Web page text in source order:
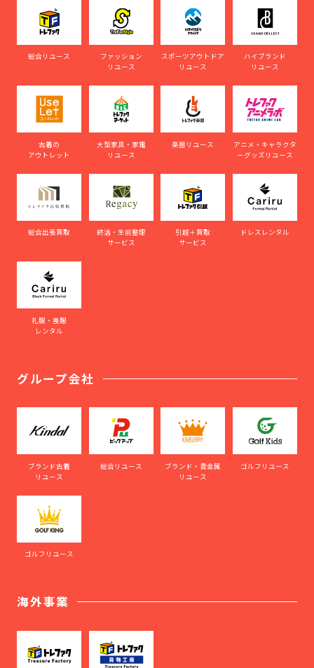
総合リユース
ファッション
リユース
スポーツアウトドア
リユース
ハイブランド
リユース
古着の
アウトレット
大型家具・家電
リユース
楽器リユース
アニメ・キャラクタ
ーグッズリユース
総合出張買取
終活・生前整理
サービス
引越＋買取
サービス
ドレスレンタル
礼服・喪服
レンタル
グループ会社
ブランド古着
リユース
総合リユース
ブランド・貴金属
リユース
ゴルフリユース
ゴルフリユース
海外事業